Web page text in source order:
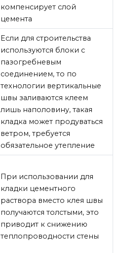
компенсирует слой
цемента
Если для строительства
используются блоки с
пазогребневым
соединением, то по
технологии вертикальные
швы заливаются клеем
лишь наполовину, такая
кладка может продуваться
ветром, требуется
обязательное утепление
При использовании для
кладки цементного
раствора вместо клея швы
получаются толстыми, это
приводит к снижению
теплопроводности стены